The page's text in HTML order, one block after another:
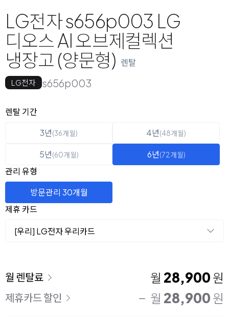
LG전자 s656p003 LG
디오스 AI 오브제컬렉션
냉장고 (양문형) 렌탈
LG전자 s656p003
옵션 선택
렌탈 선택
렌탈 기간
3년(36개월) 4년(48개월)
5년(60개월) 6년(72개월)
관리 유형
방문관리 30개월
제휴 카드
[우리] LG전자 우리카드
이용 요금
월 렌탈료 월 28,900 원
제휴카드 할인 월 28,900 원